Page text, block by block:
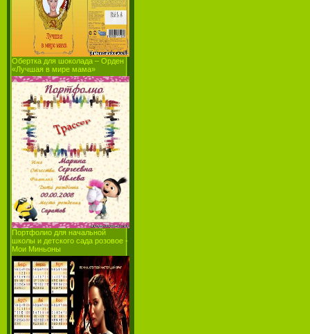
Обертка для шоколада – Орден
«Лучшая в мире мама»
Портфолио для начальной
школы и детcкого сада розовое -
Мои Миньоны